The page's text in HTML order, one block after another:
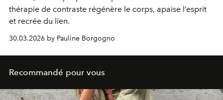
thérapie de contraste régénère le corps, apaise l’esprit
et recrée du lien.
30.03.2026 by Pauline Borgogno
Recommandé pour vous